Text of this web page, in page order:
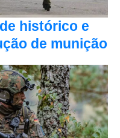
histórico e
de munição